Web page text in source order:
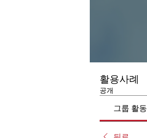
활용사례
공개
그룹 활동